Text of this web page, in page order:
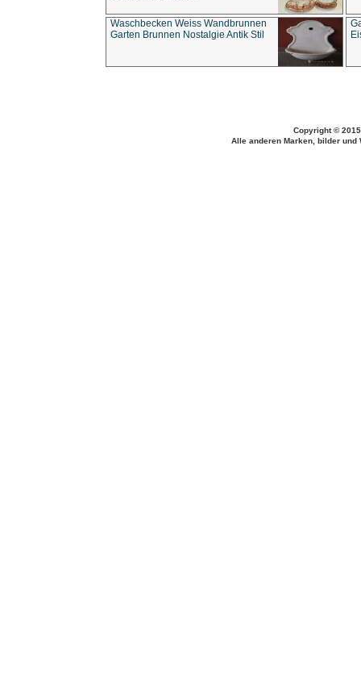
Waschbecken Weiss Wandbrunnen
Garten Brunnen Nostalgie Antik Stil
Copyright ©
Alle anderen Marken, bilder und